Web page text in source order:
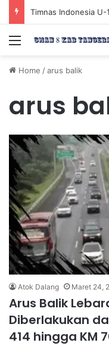
Menu
Home /arus balik
arus
Atok Dalang Maret 24,
Arus Balik
Diberlakukan
414 hingga KM